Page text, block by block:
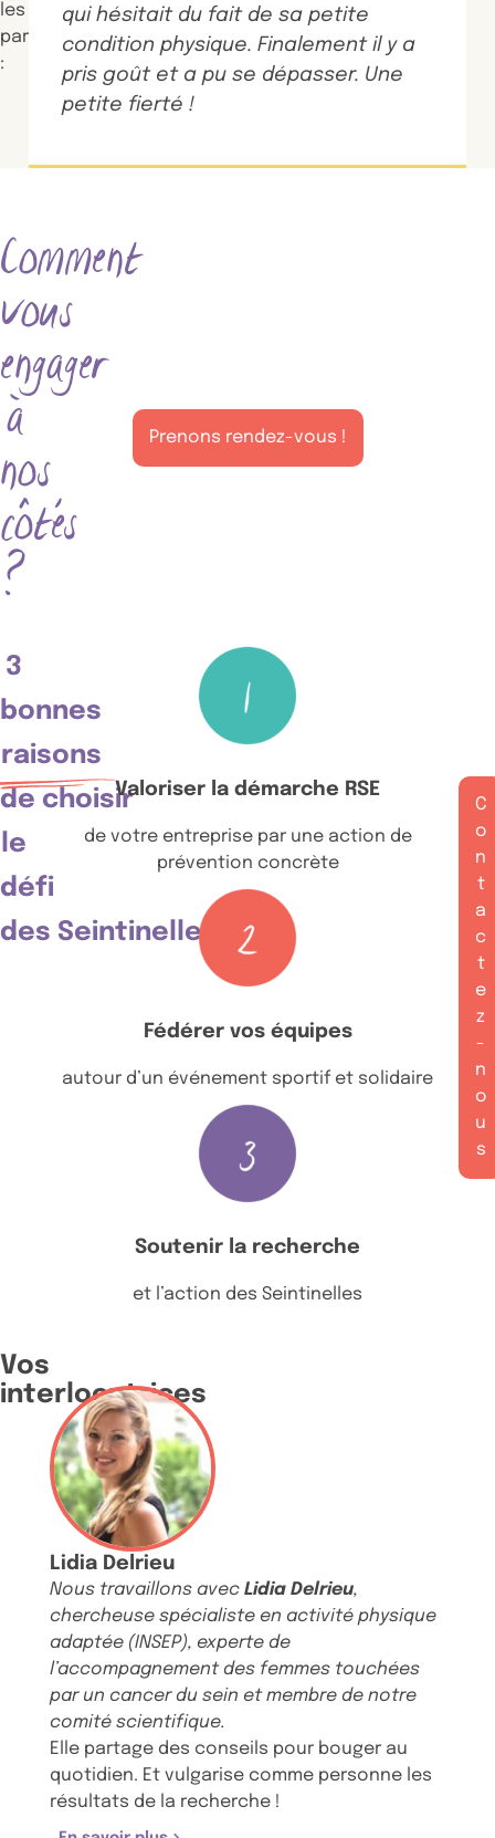
les
participants
:
qui hésitait du fait de sa petite
condition physique. Finalement il y a
pris goût et a pu se dépasser. Une
petite fierté !
Comment
vous
engager
à
nos
côtés
?
Prenons rendez-vous !
3
bonnes
raisons
de choisir
le
défi
des Seintinelles
Valoriser la démarche RSE
de votre entreprise par une action de
prévention concrète
Fédérer vos équipes
autour d’un événement sportif et solidaire
Soutenir la recherche
et l’action des Seintinelles
C
o
n
t
a
c
t
e
z
-
n
o
u
s
Vos
interlocutrices
Lidia Delrieu
Nous travaillons avecLidia Delrieu,
chercheuse spécialiste en activité physique
adaptée (INSEP), experte de
l’accompagnement des femmes touchées
par un cancer du sein et membre de notre
comité scientifique.
Elle partage des conseils pour bouger au
quotidien. Et vulgarise comme personne les
résultats de la recherche !